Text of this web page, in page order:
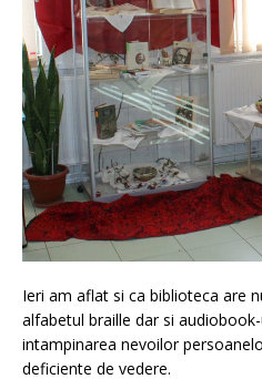
Ieri am aflat si ca biblioteca are
alfabetul braille dar si
intampinarea nevoilor
deficiente de vedere.